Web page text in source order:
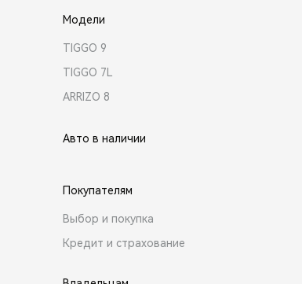
Модели
TIGGO 9
TIGGO 7L
ARRIZO 8
Авто в наличии
Покупателям
Выбор и покупка
Кредит и страхование